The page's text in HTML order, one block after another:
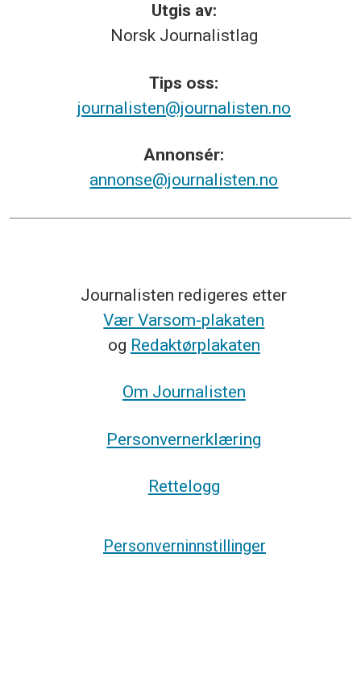
Utgis av:
Norsk Journalistlag
Tips oss:
journalisten@journalisten.no
Annonsér:
annonse@journalisten.no
Journalisten redigeres etter
Vær Varsom-plakaten
og Redaktørplakaten
Om Journalisten
Personvernerklæring
Rettelogg
Personverninnstillinger